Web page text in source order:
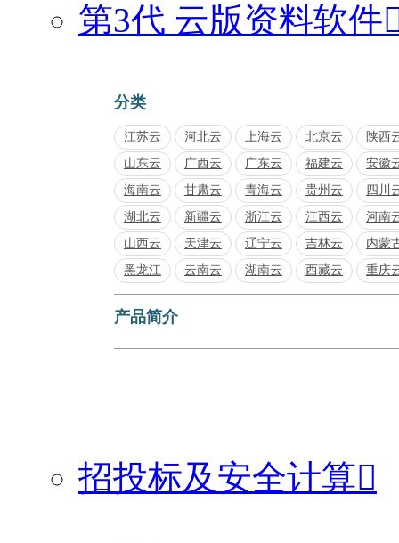
第3代 云版资料软件
分类
江苏云 河北云 上海云 北京云
陕西
山东云
广西云 广东云 福建云
安徽
海南云
甘肃云 青海云 贵州云
四川
湖北云
新疆云 浙江云 江西云
河南
山西云
天津云 辽宁云 吉林云
内蒙
黑龙江
云南云 湖南云 西藏云 重庆
产品简介
招投标及安全计算